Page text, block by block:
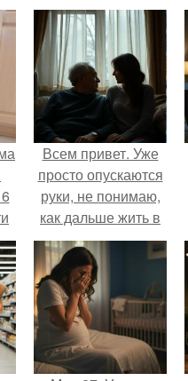
Всем привет. Уже
просто опускаются
руки, не понимаю,
как дальше жить в
этой ситуации.